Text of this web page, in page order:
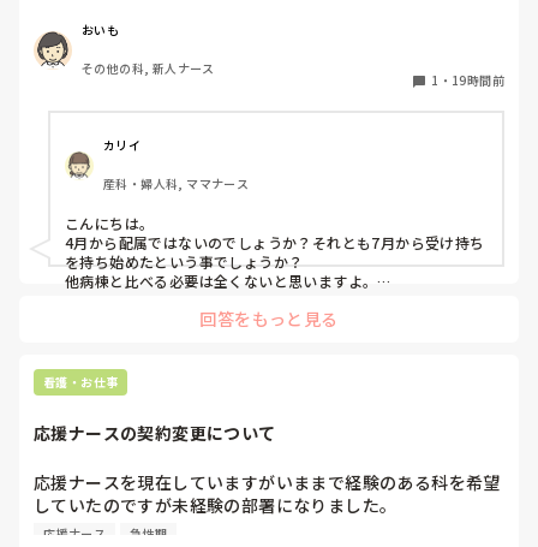
「解熱剤を使う・使わない」
「クーリングする・しない」
を何を基準に判断していますか？
みたいです。
しかも、2人受け持ちで平均1～3時間は残業しています。3
人目に入れないことに焦りを感じています。
頂きたいです。
おいも
その他の科, 新人ナース
1 ・ 19時間前
カリイ
産科・婦人科, ママナース
こんにちは。
4月から配属ではないのでしょうか？それとも7月から受け持ち
を持ち始めたという事でしょうか？
他病棟と比べる必要は全くないと思いますよ。
まず、同じ病棟の先輩達はどうしていますか？先輩と比較して
す。
前日受け持ちがわかるなら、やりそうな処置等、手順や必要物
まで見学したり、マニュアルをみて先輩から教わってきた事の
これは私が新人時代、先輩に言われたことなのですが「そもそ
も超勤する前提で仕事してるよね？終わらせようとしてるな
ら、その動きにはならないよ。」と。今なら言いたいことがわ
回答をもっと見る
看護・お仕事
応援ナースの契約変更について
応援ナースを現在していますがいままで経験のある科を希望
していたのですが未経験の部署になりました。
急性期なのもあって夜勤が不安で日勤のみに変更してもらう
応援ナース 急性期